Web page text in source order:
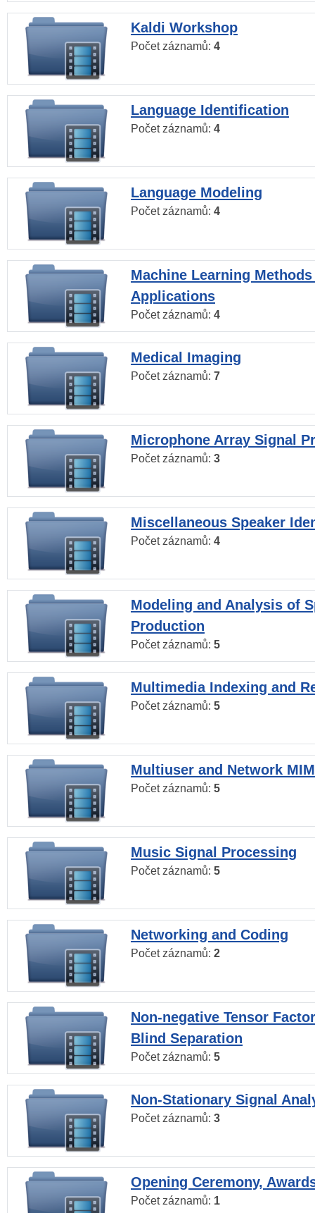
Kaldi Workshop
Počet záznamů: 4
Language Identification
Počet záznamů: 4
Language Modeling
Počet záznamů: 4
Machine Learning
Applications
Počet záznamů: 4
Medical Imaging
Počet záznamů: 7
Microphone Array Signal
Počet záznamů: 3
Miscellaneous Speaker
Počet záznamů: 4
Modeling and Analysis of
Production
Počet záznamů: 5
Multimedia Indexing and
Počet záznamů: 5
Multiuser and Network
Počet záznamů: 5
Music Signal Processing
Počet záznamů: 5
Networking and Coding
Počet záznamů: 2
Non-negative Tensor
Blind Separation
Počet záznamů: 5
Non-Stationary Signal
Počet záznamů: 3
Opening Ceremony,
Počet záznamů: 1